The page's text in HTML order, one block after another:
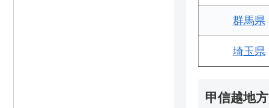
群馬県
埼玉県
甲信越地方